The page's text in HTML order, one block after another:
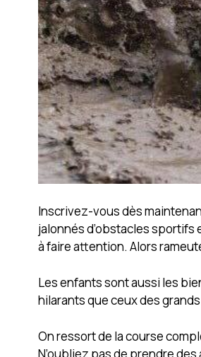
Inscrivez-vous dès
jalonnés d’obstacles
à faire attention. Alors
Les enfants sont aussi les
hilarants que ceux des
On ressort de la course